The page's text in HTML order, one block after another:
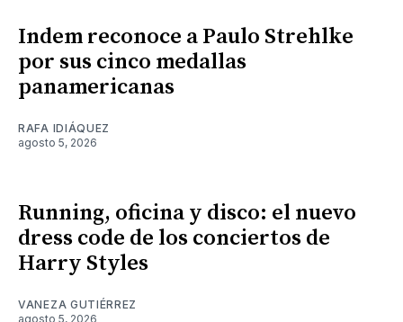
Indem reconoce a Paulo Strehlke
por sus cinco medallas
panamericanas
RAFA IDIÁQUEZ
agosto 5, 2026
Running, oficina y disco: el nuevo
dress code de los conciertos de
Harry Styles
VANEZA GUTIÉRREZ
agosto 5, 2026